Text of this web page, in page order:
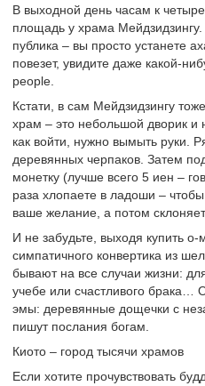
В выходной день часам к
площадь у храма
публика – вы просто устанете
повезет, увидите даже какой-
people.
Кстати, в сам Мейдзидзингу
храм – это небольшой дворик и
как войти, нужно вымыть руки.
деревянных черпаков. Затем
монетку (лучше всего 5 иен –
раза хлопаете в ладоши –
ваше желание, а потом
И не забудьте, выходя купить
симпатичного конвертика из
бывают на все случаи жизни:
учебе или счастливого брака…
эмы: деревянные дощечки с
пишут послания богам.
Киото – город тысячи храмов
Если хотите прочувствовать